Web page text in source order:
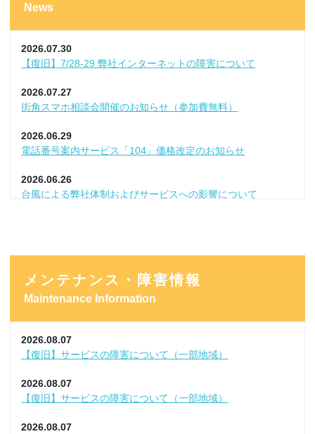
News
2026.07.30
【復旧】7/28-29 弊社インターネットの障害について
2026.07.27
街角スマホ相談会開催のお知らせ（参加費無料）
2026.06.29
電話番号案内サービス「104」価格改定のお知らせ
2026.06.26
台風による弊社体制およびサービスへの影響について
【弊社サービスに影響なし】他社での情報漏洩事案について
「スーパー！ドラマＴＶ ＃海外ドラマ☆エンタメ」放送終了
2026.05.29
2026.05.29
メンテナンス・障害情報
Maintenance Information
2026.08.07
【復旧】サービスの障害について（一部地域）
2026.08.07
【復旧】サービスの障害について（一部地域）
2026.08.07